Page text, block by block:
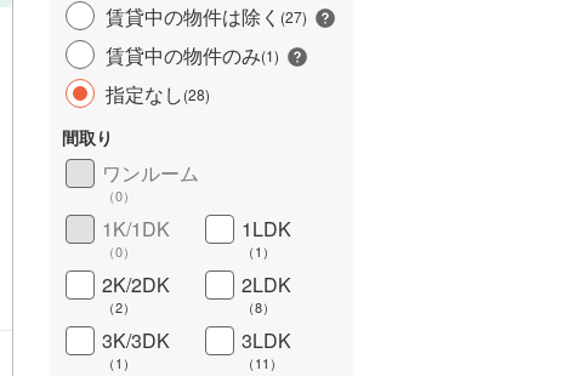
賃貸中の物件は除く (27)
賃貸中の物件のみ(1)
指定なし(28)
間取り
ワンルーム
（0）
1K/1DK
（0）
1LDK
（1 ）
2K/2DK
（2）
2LDK
（8）
3K/3DK
（1 ）
3LDK
（11 ）
ワイドバルコニー 6 ）